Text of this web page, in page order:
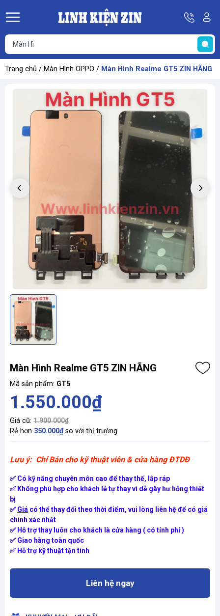
Hotline
08
69
67
68
69
Trang chủ / Màn Hình OPPO / Màn Hình Realme GT5 ZIN HÃNG
Màn Hình Realme GT5 ZIN HÃNG
Mã sản phẩm: GT5
1.550.000₫
Giá cũ: 1.900.000₫
Rẻ hơn 350.000₫so với thị trường
Lưu ý: Chỉ Bán cho kỹ thuật viên & cửa hàng ĐTDĐ
✅ Có kỹ năng chuyên môn cao để thay thế, lắp ráp
✅ Không phù hợp cho khách lẻ tự thay vì dễ gây hư hỏng thiết
bị
✅ Giá có thể thay đổi theo thời điểm, vui lòng liên hệ để có giá
chính xác nhất
✅ Hỗ trợ thay luôn cho khách là cửa hàng ( có tính phí )
✅ Giao hàng toàn quốc
✅ Hỗ trợ kỹ thuật tận tình
Liên hệ ngay